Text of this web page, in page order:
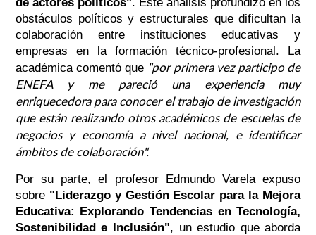
de actores políticos". Este análisis profundizó en los
obstáculos políticos y estructurales que dificultan la
colaboración entre instituciones educativas y
empresas en la formación técnico-profesional. La
académica comentó que "por primera vez participo de
ENEFA y me pareció una experiencia muy
enriquecedora para conocer el trabajo de investigación
que están realizando otros académicos de escuelas de
negocios y economía a nivel nacional, e identificar
ámbitos de colaboración".
Por su parte, el profesor Edmundo Varela expuso
sobre "Liderazgo y Gestión Escolar para la Mejora
Educativa: Explorando Tendencias en Tecnología,
Sostenibilidad e Inclusión", un estudio que aborda